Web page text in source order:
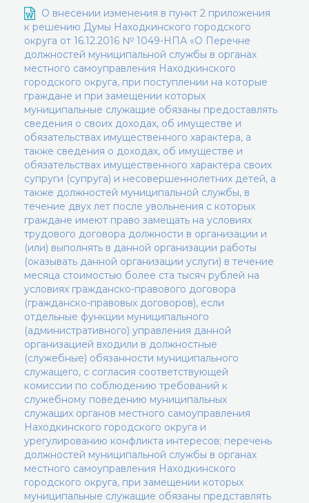
О внесении изменения в пункт 2 приложения
к решению Думы Находкинского городского
округа от 16.12.2016 № 1049-НПА «О Перечне
должностей муниципальной службы в органах
местного самоуправления Находкинского
городского округа, при поступлении на которые
граждане и при замещении которых
муниципальные служащие обязаны предоставлять
сведения о своих доходах, об имуществе и
обязательствах имущественного характера, а
также сведения о доходах, об имуществе и
обязательствах имущественного характера своих
супруги (супруга) и несовершеннолетних детей, а
также должностей муниципальной службы, в
течение двух лет после увольнения с которых
граждане имеют право замещать на условиях
трудового договора должности в организации и
(или) выполнять в данной организации работы
(оказывать данной организации услуги) в течение
месяца стоимостью более ста тысяч рублей на
условиях гражданско-правового договора
(гражданско-правовых договоров), если
отдельные функции муниципального
(административного) управления данной
организацией входили в должностные
(служебные) обязанности муниципального
служащего, с согласия соответствующей
комиссии по соблюдению требований к
служебному поведению муниципальных
служащих органов местного самоуправления
Находкинского городского округа и
урегулированию конфликта интересов; перечень
должностей муниципальной службы в органах
местного самоуправления Находкинского
городского округа, при замещении которых
муниципальные служащие обязаны представлять